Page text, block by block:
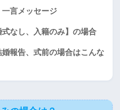
言メッセージ
なし、入籍のみ】の場合
婚報告、式前の場合はこんな